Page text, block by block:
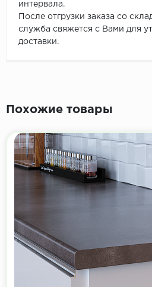
интервала.
После отгрузки заказа со
служба свяжется с Вами для
доставки.
Похожие товары